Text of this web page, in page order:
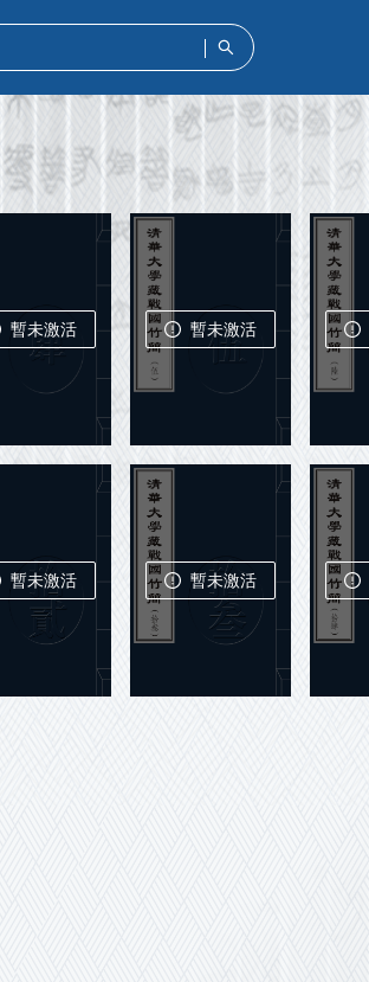
暫未激活 暫未激活
暫未激活 暫未激活